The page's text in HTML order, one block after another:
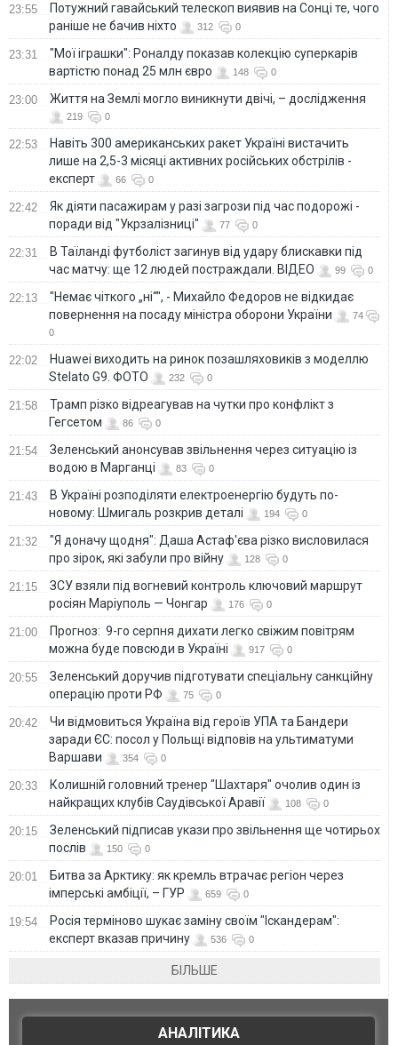
23:55
Потужний гавайський телескоп виявив на Сонці те, чого
раніше не бачив ніхто
312 0
23:31
"Мої іграшки": Роналду показав колекцію суперкарів
вартістю понад 25 млн євро
148 0
23:00 Життя на Землі могло виникнути двічі, – дослідження
219 0
22:53
Навіть 300 американських ракет Україні вистачить
лише на 2,5-3 місяці активних російських обстрілів -
експерт
66 0
22:42
Як діяти пасажирам у разі загрози під час подорожі -
поради від "Укрзалізниці"
77 0
22:31
В Таїланді футболіст загинув від удару блискавки під
час матчу: ще 12 людей постраждали. ВІДЕО
99 0
22:13
"Немає чіткого „ні“", - Михайло Федоров не відкидає
повернення на посаду міністра оборони України
74
0
22:02
Huawei виходить на ринок позашляховиків з моделлю
Stelato G9. ФОТО
232 0
21:58
Трамп різко відреагував на чутки про конфлікт з
Гегсетом
86 0
21:54
Зеленський анонсував звільнення через ситуацію із
водою в Марганці
83 0
21:43
В Україні розподіляти електроенергію будуть по-
новому: Шмигаль розкрив деталі
194 0
21:32
"Я доначу щодня": Даша Астаф'єва різко висловилася
про зірок, які забули про війну
128 0
21:15
ЗСУ взяли під вогневий контроль ключовий маршрут
росіян Маріуполь — Чонгар
176 0
21:00
Прогноз: 9-го серпня дихати легко свіжим повітрям
можна буде повсюди в Україні
917 0
20:55
Зеленський доручив підготувати спеціальну санкційну
операцію проти РФ
75 0
20:42
Чи відмовиться Україна від героїв УПА та Бандери
заради ЄС: посол у Польщі відповів на ультиматуми
Варшави
354 0
20:33
Колишній головний тренер "Шахтаря" очолив один із
найкращих клубів Саудівської Аравії
108 0
20:15
Зеленський підписав укази про звільнення ще чотирьох
послів
150 0
20:01
Битва за Арктику: як кремль втрачає регіон через
імперські амбіції, – ГУР
659 0
19:54
Росія терміново шукає заміну своїм "Іскандерам":
експерт вказав причину
536 0
БІЛЬШЕ
АНАЛІТИКА